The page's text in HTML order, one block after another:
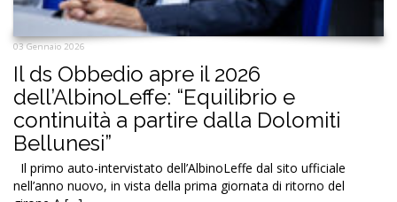
03 Gennaio 2026
Il ds Obbedio apre il 2026
dell’AlbinoLeffe: “Equilibrio e
continuità a partire dalla Dolomiti
Bellunesi”
Il primo auto-intervistato dell’AlbinoLeffe dal sito ufficiale
nell’anno nuovo, in vista della prima giornata di ritorno del